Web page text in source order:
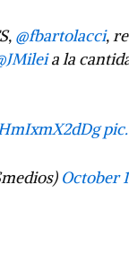
@fbartolacci,
a la
October